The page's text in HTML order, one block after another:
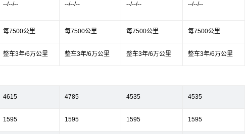
--/--/-- --/--/-- --/--/-- --/--/--
每7500公里 每7500公里 每7500公里 每7500公里
整车3年/6万公里 整车3年/6万公里 整车3年/6万公里 整车3年/6万公里
4615 4785 4535 4535
1595 1595 1595 1595